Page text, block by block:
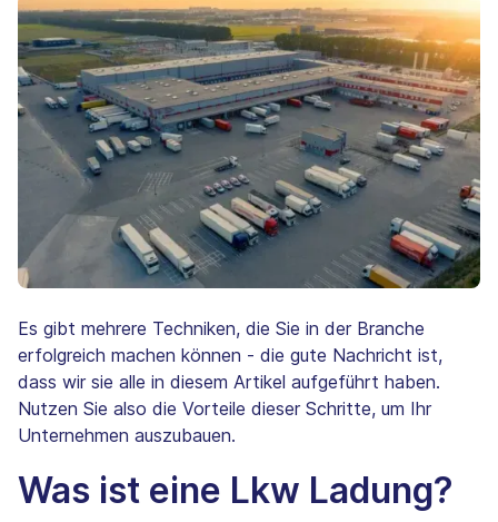
Es gibt mehrere Techniken, die Sie in der Branche
erfolgreich machen können - die gute Nachricht ist,
dass wir sie alle in diesem Artikel aufgeführt haben.
Nutzen Sie also die Vorteile dieser Schritte, um Ihr
Unternehmen auszubauen.
Was ist eine Lkw Ladung?